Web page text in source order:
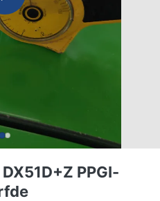
PPGI-